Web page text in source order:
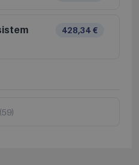
428,34 €
(59)